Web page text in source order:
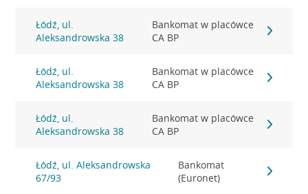
Łódź, ul.
Aleksandrowska 38
Bankomat w placówce
CA BP
Łódź, ul.
Aleksandrowska 38
Bankomat w placówce
CA BP
Łódź, ul.
Aleksandrowska 38
Bankomat w placówce
CA BP
Łódź, ul. Aleksandrowska
67/93
Bankomat
(Euronet)